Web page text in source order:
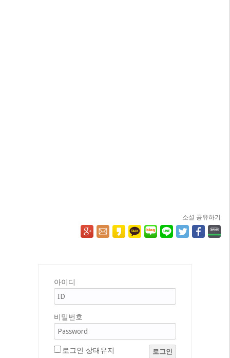
소셜 공유하기
아이디
비밀번호
로그인 상태유지 로그인